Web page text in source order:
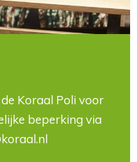
Koraal Poli voor
beperking via